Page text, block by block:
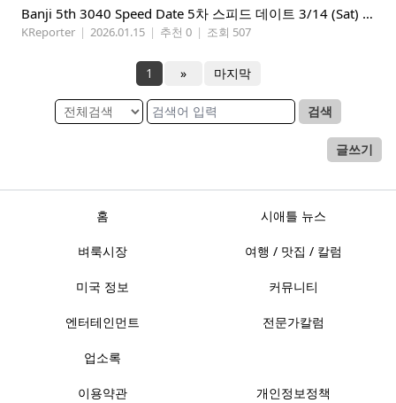
Banji 5th 3040 Speed Date 5차 스피드 데이트 3/14 (Sat) 5-8PM
KReporter | 2026.01.15 | 추천 0 | 조회 507
1 » 마지막
검색
글쓰기
홈 시애틀 뉴스
벼룩시장 여행 / 맛집 / 칼럼
미국 정보 커뮤니티
엔터테인먼트 전문가칼럼
업소록
이용약관 개인정보정책